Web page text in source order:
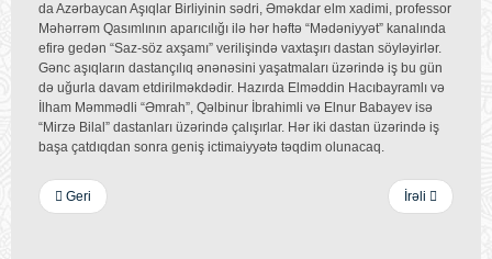
da Azərbaycan Aşıqlar Birliyinin sədri, Əməkdar elm xadimi, professor
Məhərrəm Qasımlının aparıcılığı ilə hər həftə “Mədəniyyət” kanalında
efirə gedən “Saz-söz axşamı” verilişində vaxtaşırı dastan söyləyirlər.
Gənc aşıqların dastançılıq ənənəsini yaşatmaları üzərində iş bu gün
də uğurla davam etdirilməkdədir. Hazırda Elməddin Hacıbayramlı və
İlham Məmmədli “Əmrah”, Qəlbinur İbrahimli və Elnur Babayev isə
“Mirzə Bilal” dastanları üzərində çalışırlar. Hər iki dastan üzərində iş
başa çatdıqdan sonra geniş ictimaiyyətə təqdim olunacaq.
Geri İrəli